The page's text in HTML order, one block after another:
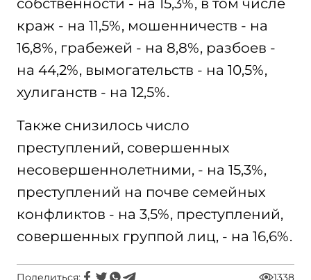
собственности - на 15,3%, в том числе
краж - на 11,5%, мошенничеств - на
16,8%, грабежей - на 8,8%, разбоев -
на 44,2%, вымогательств - на 10,5%,
хулиганств - на 12,5%.
Также снизилось число
преступлений, совершенных
несовершеннолетними, - на 15,3%,
преступлений на почве семейных
конфликтов - на 3,5%, преступлений,
совершенных группой лиц, - на 16,6%.
Поделиться: 1338